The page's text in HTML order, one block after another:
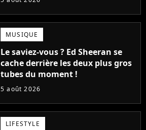
MUSIQUE
Le saviez-vous ? Ed Sheeran se
cache derrière les deux plus gros
tubes du moment !
5 août 2026
LIFESTYLE